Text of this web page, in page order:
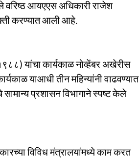
वरिष्ठ आयएएस अधिकारी राजेश
करण्यात आली आहे.
यांचा कार्यकाळ नोव्हेंबर अखेरीस
याआधी तीन महिन्यांनी वाढवण्यात
प्रशासन विभागाने स्पष्ट केले
विविध मंत्रालयांमध्ये काम करत